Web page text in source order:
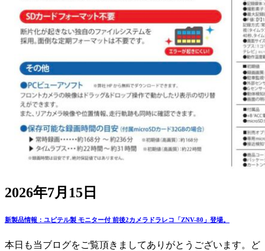
2026年7月15日
新製品情報：ユピテル製 モニター付 前後2カメラドラレコ「ZNV-80」登場。
本日も当ブログをご覧頂きましてありがとうございます。ど